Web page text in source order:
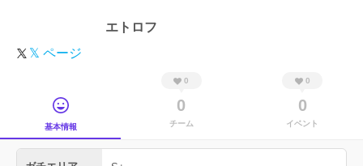
エトロフ
𝕏 ページ
基本情報
0
0
チーム
0
0
イベント